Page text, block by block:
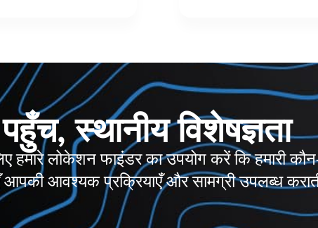
स्थानीय विशेषज्ञता
हमारे लोकेशन फाइंडर का उपयोग करें कि हमारी
आपकी आवश्यक प्रक्रियाएँ और सामग्री उपलब्ध